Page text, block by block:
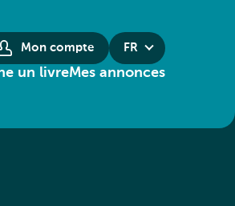
Mon compte FR
un livreMes annonces